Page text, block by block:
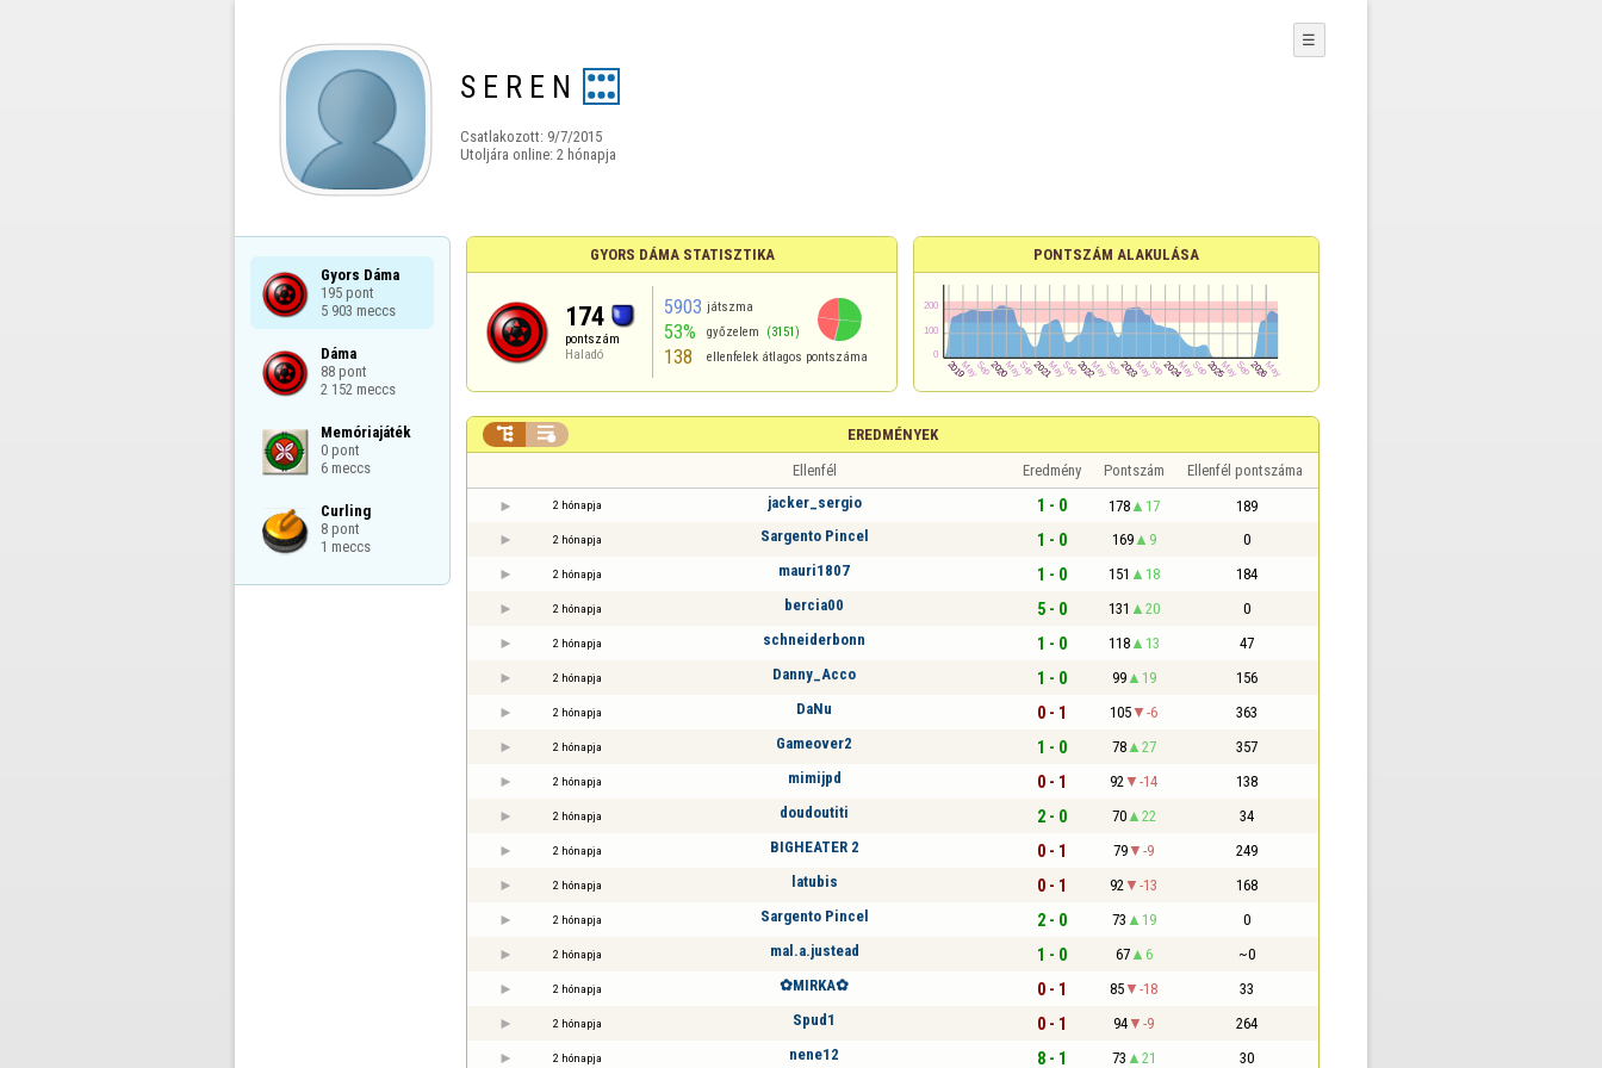
S E R E N
Csatlakozott: 9/7/2015
Utoljára online: 2 hónapja
☰
Gyors Dáma
195 pont
5 903 meccs
Dáma
88 pont
2 152 meccs
Memóriajáték
0 pont
6 meccs
Curling
8 pont
1 meccs
GYORS DÁMA STATISZTIKA
174
pontszám
Haladó
5903 játszma
53% győzelem (3151)
138 ellenfelek átlagos pontszáma
PONTSZÁM ALAKULÁSA
EREDMÉNYEK
 
Ellenfél Eredmény Pontszám Ellenfél pontszáma
2 hónapja jacker_sergio 1 - 0 178 17 189
2 hónapja Sargento Pincel 1 - 0 169 9 0
2 hónapja mauri1807 1 - 0 151 18 184
2 hónapja bercia00 5 - 0 131 20 0
2 hónapja schneiderbonn 1 - 0 118 13 47
2 hónapja Danny_Acco 1 - 0 99 19 156
2 hónapja DaNu 0 - 1 105 -6 363
2 hónapja Gameover2 1 - 0 78 27 357
2 hónapja mimijpd 0 - 1 92 -14 138
2 hónapja doudoutiti 2 - 0 70 22 34
2 hónapja BIGHEATER 2 0 - 1 79 -9 249
2 hónapja latubis 0 - 1 92 -13 168
2 hónapja Sargento Pincel 2 - 0 73 19 0
2 hónapja mal.a.justead 1 - 0 67 6 ~0
2 hónapja ✿MIRKA✿ 0 - 1 85 -18 33
2 hónapja Spud1 0 - 1 94 -9 264
2 hónapja nene12 8 - 1 73 21 30